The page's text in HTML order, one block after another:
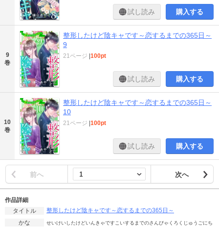
試し読み 購入する
9
巻
整形したけど陰キャです～恋するまでの365日～
9
21ページ 100pt
試し読み 購入する
10
巻
整形したけど陰キャです～恋するまでの365日～
10
21ページ 100pt
試し読み 購入する
前へ 次へ
作品詳細
タイトル
整形したけど陰キャです～恋するまでの365日～
かな
せいけいしたけどいんきゃですこいするまでのさんびゃくろくじゅうごにち